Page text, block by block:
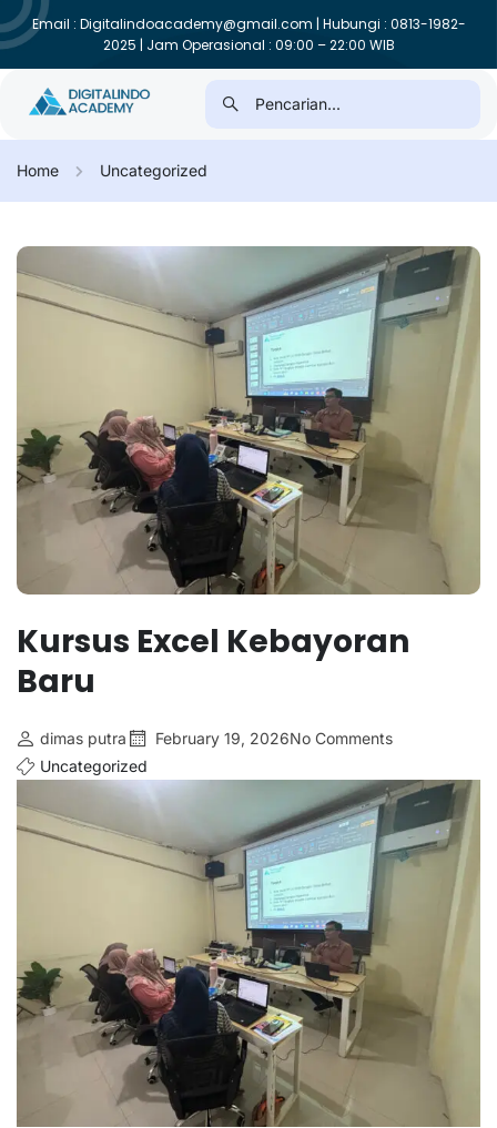
Email : Digitalindoacademy@gmail.com | Hubungi : 0813-1982-
2025 | Jam Operasional : 09:00 – 22:00 WIB
Home Uncategorized
Kursus Excel Kebayoran
Baru
dimas putra February 19, 2026No Comments
Uncategorized